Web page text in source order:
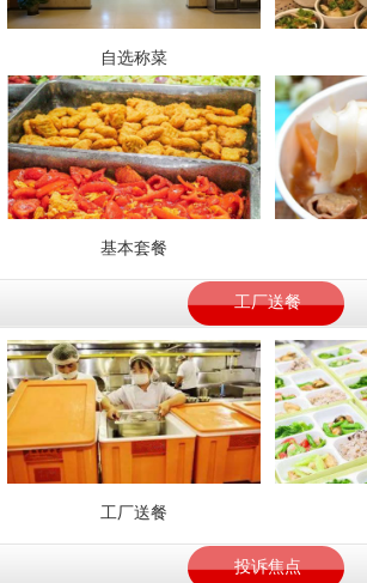
自选称菜
基本套餐
工厂送餐
工厂送餐
投诉焦点